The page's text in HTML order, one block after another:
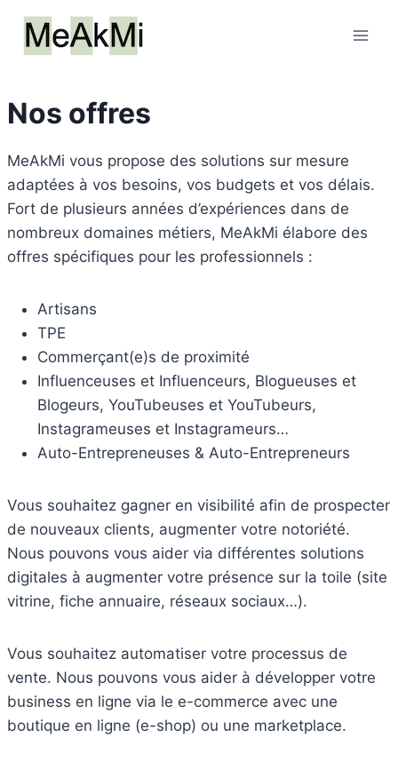
content
Nos offres
MeAkMi vous propose des solutions sur mesure
adaptées à vos besoins, vos budgets et vos délais.
Fort de plusieurs années d’expériences dans de
nombreux domaines métiers, MeAkMi élabore des
offres spécifiques pour les professionnels :
Artisans
TPE
Commerçant(e)s de proximité
Influenceuses et Influenceurs, Blogueuses et
Blogeurs, YouTubeuses et YouTubeurs,
Instagrameuses et Instagrameurs…
Auto-Entrepreneuses & Auto-Entrepreneurs
Vous souhaitez gagner en visibilité afin de prospecter
de nouveaux clients, augmenter votre notoriété.
Nous pouvons vous aider via différentes solutions
digitales à augmenter votre présence sur la toile (site
vitrine, fiche annuaire, réseaux sociaux…).
Vous souhaitez automatiser votre processus de
vente. Nous pouvons vous aider à développer votre
business en ligne via le e-commerce avec une
boutique en ligne (e-shop) ou une marketplace.